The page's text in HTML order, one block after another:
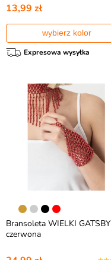
13,99 zł
wybierz kolor
Expresowa wysyłka
Bransoleta WIELKI GATSBY
czerwona